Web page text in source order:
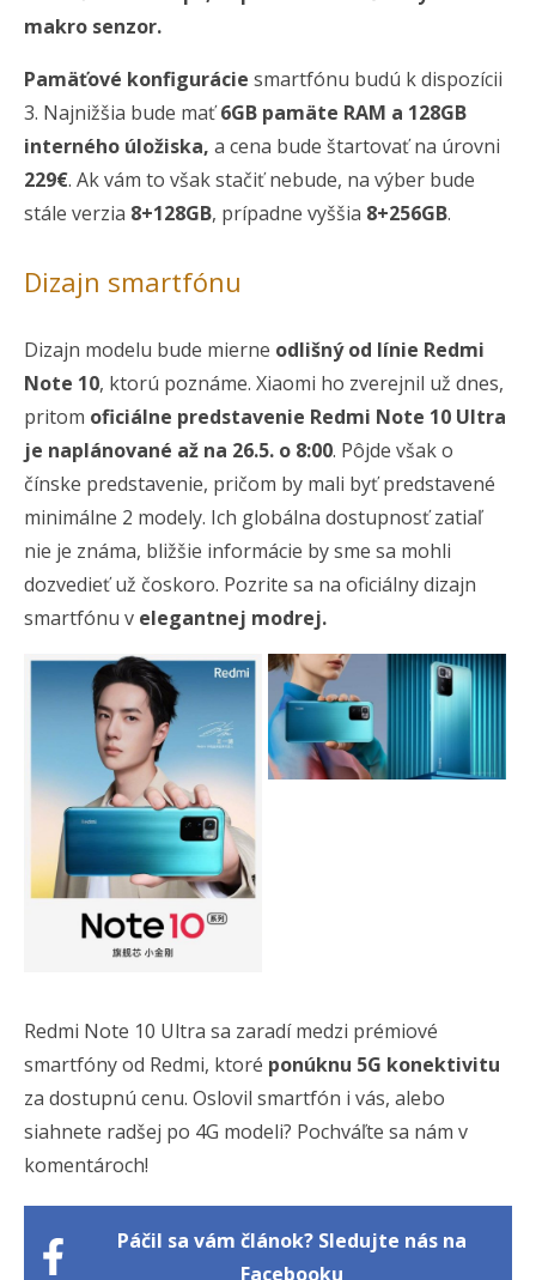
makro senzor.
Pamäťové konfigurácie smartfónu budú k dispozícii
3. Najnižšia bude mať6GB pamäte RAM a 128GB
interného úložiska, a cena bude štartovať na úrovni
229€. Ak vám to však stačiť nebude, na výber bude
stále verzia 8+128GB, prípadne vyššia 8+256GB.
Dizajn smartfónu
Dizajn modelu bude mierne odlišný od línie Redmi
Note 10, ktorú poznáme. Xiaomi ho zverejnil už dnes,
pritom oficiálne predstavenie Redmi Note 10 Ultra
je naplánované až na 26.5. o 8:00. Pôjde však o
čínske predstavenie, pričom by mali byť predstavené
minimálne 2 modely. Ich globálna dostupnosť zatiaľ
nie je známa, bližšie informácie by sme sa mohli
dozvedieť už čoskoro. Pozrite sa na oficiálny dizajn
smartfónu v elegantnej modrej.
Redmi Note 10 Ultra sa zaradí medzi prémiové
smartfóny od Redmi, ktoré ponúknu 5G konektivitu
za dostupnú cenu. Oslovil smartfón i vás, alebo
siahnete radšej po 4G modeli? Pochváľte sa nám v
komentároch!
Páčil sa vám článok? Sledujte nás na
Facebooku